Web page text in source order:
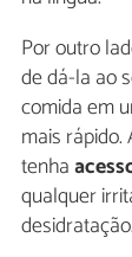
Por outro
de dá-la ao
comida em
mais
tenha
qualquer
desidratação.